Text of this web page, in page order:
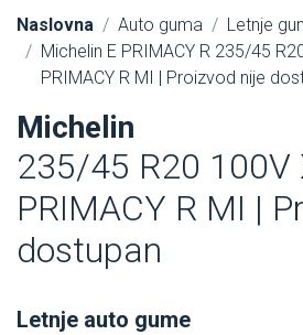
Naslovna Auto guma Letnje
Michelin E PRIMACY R 235/45
PRIMACY R MI | Proizvod nije
Michelin
235/45 R20 100V
PRIMACY R MI |
dostupan
Letnje auto gume